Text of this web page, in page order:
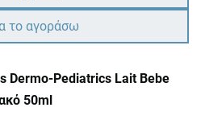
το αγοράσω
Dermo-Pediatrics Lait Bebe
50ml